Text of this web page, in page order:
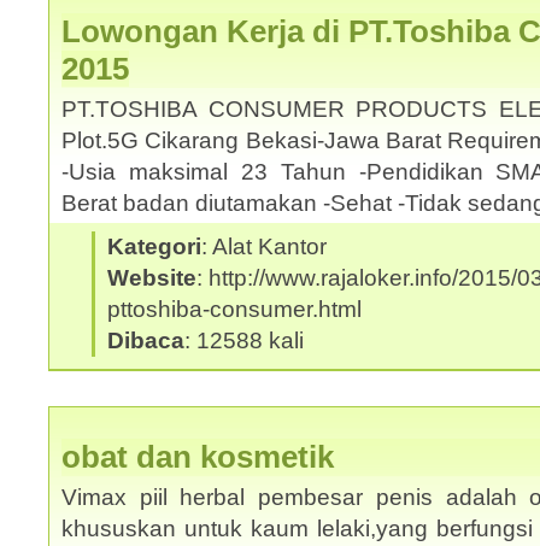
Lowongan Kerja di PT.Toshiba
2015
PT.TOSHIBA CONSUMER PRODUCTS
Plot.5G Cikarang Bekasi-Jawa Barat
-Usia maksimal 23 Tahun -Pendidikan
Berat badan diutamakan -Sehat -Tidak
Kategori: Alat Kantor
Website: http://www.rajaloker.info/2015/
pttoshiba-consumer.html
Dibaca: 12588 kali
obat dan kosmetik
Vimax piil herbal pembesar penis adalah
khususkan untuk kaum lelaki,yang